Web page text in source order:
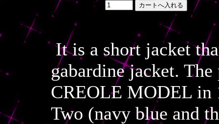
数量:
It is a short jacket
gabardine jacket.
CREOLE MODEL in
Two (navy blue and